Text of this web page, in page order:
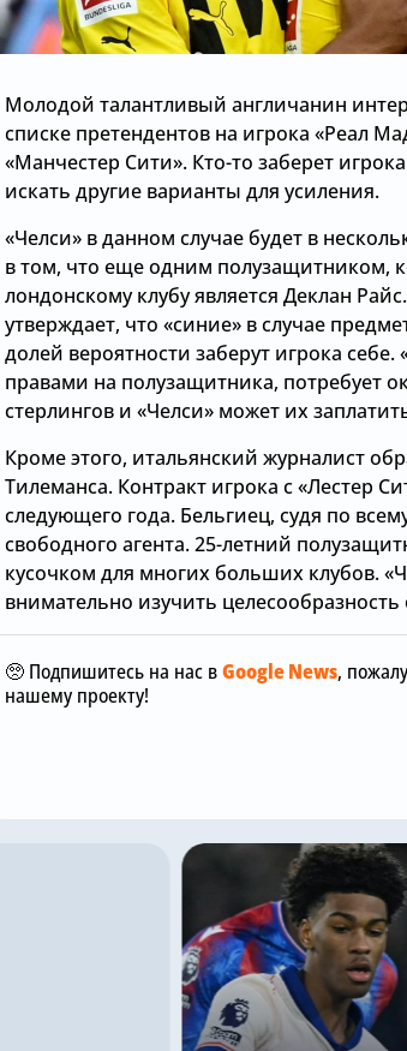
Молодой талантливый англичанин
списке претендентов на игрока «Реал
«Манчестер Сити». Кто-то заберет
искать другие варианты для усиления.
«Челси» в данном случае будет в
в том, что еще одним полузащитником,
лондонскому клубу является Деклан
утверждает, что «синие» в случае
долей вероятности заберут игрока
правами на полузащитника, потребует
стерлингов и «Челси» может их
Кроме этого, итальянский журналист
Тилеманса. Контракт игрока с «Лестер
следующего года. Бельгиец, судя по
свободного агента. 25-летний
кусочком для многих больших клубов.
внимательно изучить
🥺 Подпишитесь на нас вGoogle News,
нашему проекту!